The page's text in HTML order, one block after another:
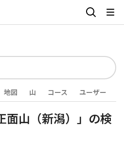
地図 山 コース ユーザー
面山（新潟）」の検